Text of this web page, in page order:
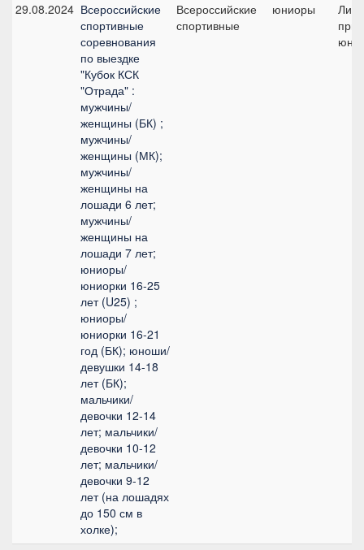
29.08.2024 Всероссийские
спортивные
соревнования
по выездке
"Кубок КСК
"Отрада" :
мужчины/
женщины (БК) ;
мужчины/
женщины (МК);
мужчины/
женщины на
лошади 6 лет;
мужчины/
женщины на
лошади 7 лет;
юниоры/
юниорки 16-25
лет (U25) ;
юниоры/
юниорки 16-21
год (БК); юноши/
девушки 14-18
лет (БК);
мальчики/
девочки 12-14
лет; мальчики/
девочки 10-12
лет; мальчики/
девочки 9-12
лет (на лошадях
до 150 см в
холке);
Всероссийские
спортивные
юниоры